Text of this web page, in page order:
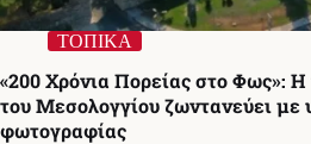
ΤΟΠΙΚΑ
«200 Χρόνια Πορείας στο Φως»:
του Μεσολογγίου ζωντανεύει με
φωτογραφίας